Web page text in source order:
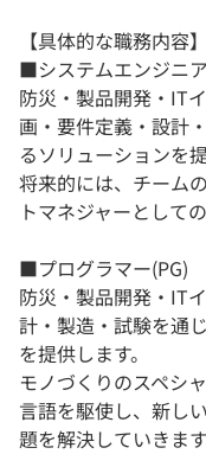
【具体的な職務内容】
■システムエンジニ
防災・製品開発・IT
画・要件定義・設計
るソリューションを
将来的には、チーム
トマネジャーとして
■プログラマー(PG)
防災・製品開発・IT
計・製造・試験を通
を提供します。
モノづくりのスペシ
言語を駆使し、新し
題を解決していきます